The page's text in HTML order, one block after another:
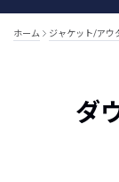
ホーム ジャケット/アウ
ダ